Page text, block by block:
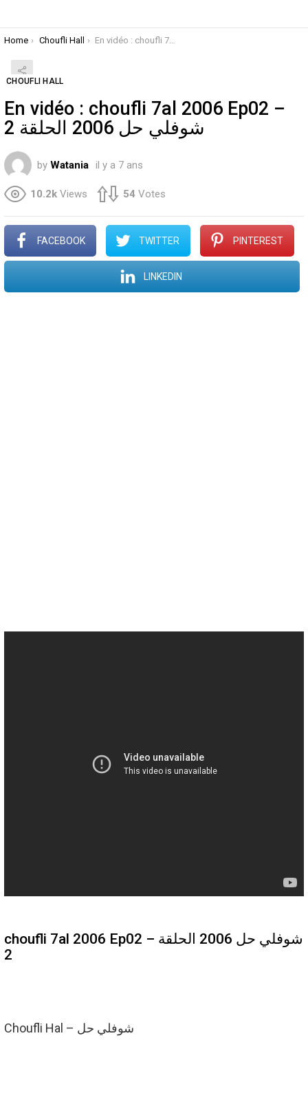
You are here:
Home Choufli Hall
CHOUFLI HALL
En vidéo : choufli 7al 2006 Ep02 –
شوفلي حل 2006 الحلقة 2
by Watania il y a 7 ans
10.2k Views 54 Votes
FACEBOOK TWITTER PINTEREST
LINKEDIN
choufli 7al 2006 Ep02 – شوفلي حل 2006 الحلقة
2
Choufli Hal – شوفلي حل